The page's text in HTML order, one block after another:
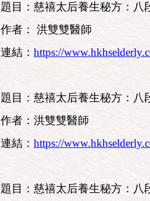
題目：慈禧太后養生秘方：八
作者： 洪雙雙醫師
連結： https://
題目：慈禧太后養生秘方：八
作者：洪雙雙醫師
連結： https://
題目：慈禧太后養生秘方：八